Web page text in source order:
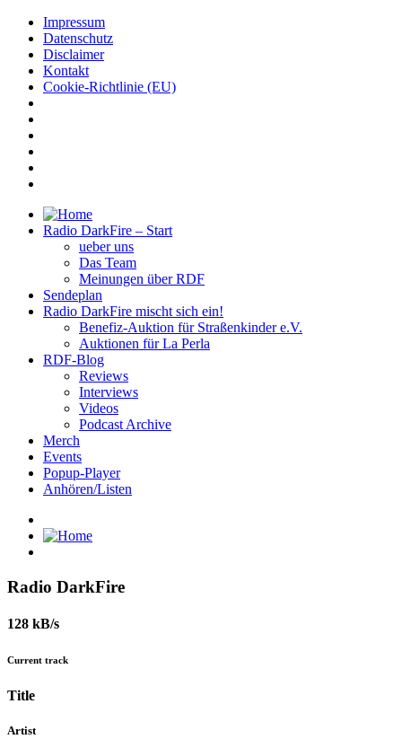
Impressum
Datenschutz
Disclaimer
Kontakt
Cookie-Richtlinie (EU)
Radio DarkFire – Start
ueber uns
Das Team
Meinungen über RDF
Sendeplan
Radio DarkFire mischt sich ein!
Benefiz-Auktion für Straßenkinder e.V.
Auktionen für La Perla
RDF-Blog
Reviews
Interviews
Videos
Podcast Archive
Merch
Events
Popup-Player
Anhören/Listen
Radio DarkFire
128 kB/s
Current track
Title
Artist